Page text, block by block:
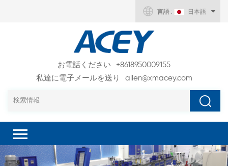
言語 : 日本語
お電話ください
+8618950009155
私達に電子メールを送り
allen@xmacey.com